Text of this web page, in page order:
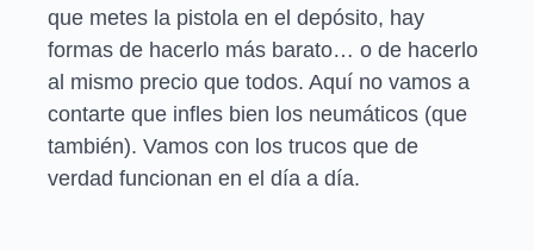
que metes la pistola en el depósito, hay
formas de hacerlo más barato… o de hacerlo
al mismo precio que todos. Aquí no vamos a
contarte que infles bien los neumáticos (que
también). Vamos con los trucos que de
verdad funcionan en el día a día.